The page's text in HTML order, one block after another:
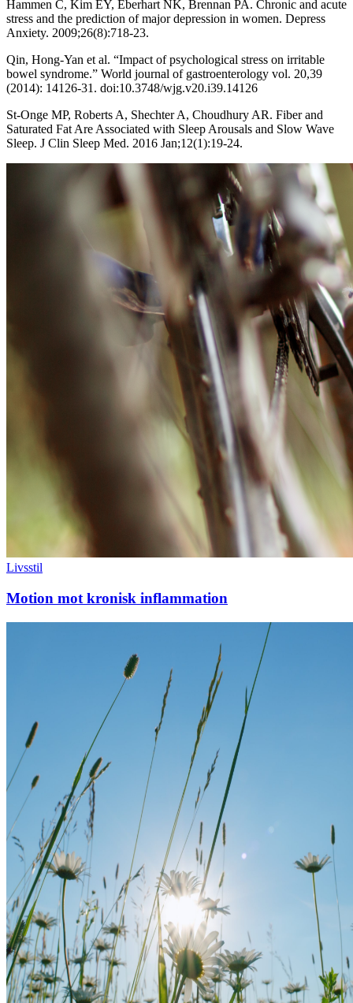
Hammen C, Kim EY, Eberhart NK, Brennan PA. Chronic and acute
stress and the prediction of major depression in women. Depress
Anxiety. 2009;26(8):718-23.
Qin, Hong-Yan et al. “Impact of psychological stress on irritable
bowel syndrome.” World journal of gastroenterology vol. 20,39
(2014): 14126-31. doi:10.3748/wjg.v20.i39.14126
St-Onge MP, Roberts A, Shechter A, Choudhury AR. Fiber and
Saturated Fat Are Associated with Sleep Arousals and Slow Wave
Sleep. J Clin Sleep Med. 2016 Jan;12(1):19-24.
Livsstil
Motion mot kronisk inflammation